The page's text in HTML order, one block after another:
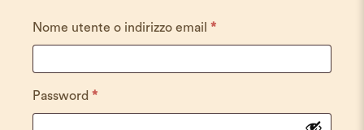
Nome utente o indirizzo email *Richiesto
Password *Richiesto